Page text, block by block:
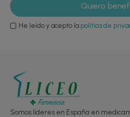
He leído y acepto la política de
Somos líderes en España en